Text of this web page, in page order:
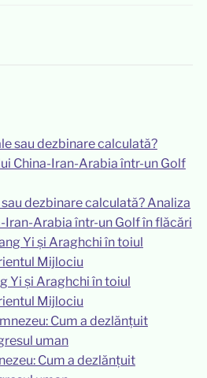
dezbinare calculată? Analiza
Iran-Arabia într-un Golf în flăcări
Yi și Araghchi în toiul
Mijlociu
Cum a dezlănțuit